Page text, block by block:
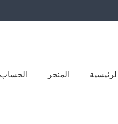
المتجر الحساب